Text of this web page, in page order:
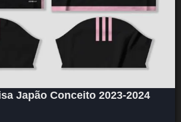
Japão Conceito 2023-2024